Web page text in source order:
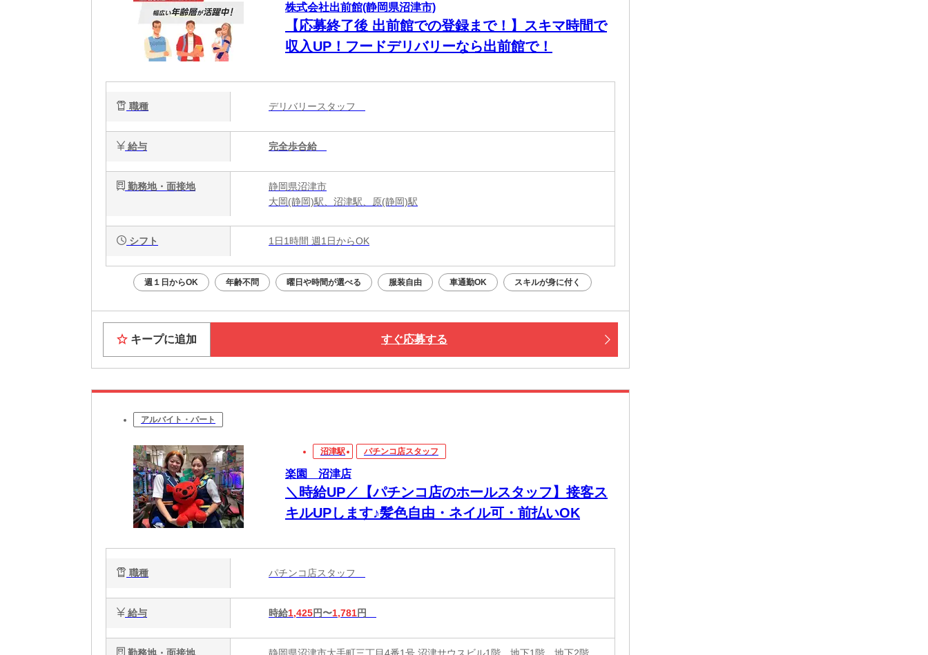
株式会社出前館(静岡県沼津市)
【応募終了後 出前館での登録まで！】スキマ時間で
収入UP！フードデリバリーなら出前館で！
職種 デリバリースタッフ
給与 完全歩合給
勤務地・面接地
静岡県沼津市
大岡(静岡)駅、沼津駅、原(静岡)駅
シフト 1日1時間 週1日からOK
週１日からOK 年齢不問 曜日や時間が選べる 服装自由 車通勤OK スキルが身に付く
キープに追加 すぐ応募する
アルバイト・パート
沼津駅 パチンコ店スタッフ
楽園 沼津店
＼時給UP／【パチンコ店のホールスタッフ】接客ス
キルUPします♪髪色自由・ネイル可・前払いOK
職種 パチンコ店スタッフ
給与 時給1,425円〜1,781円